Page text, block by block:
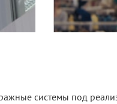
системы под